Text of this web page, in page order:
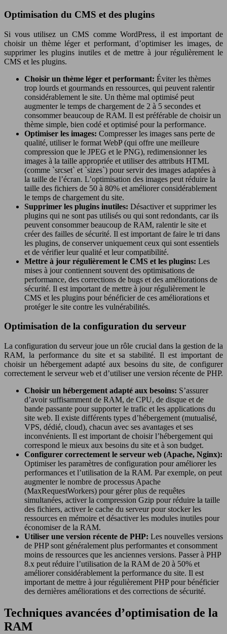
Optimisation du CMS et des plugins
Si vous utilisez un CMS comme WordPress, il est important de
choisir un thème léger et performant, d’optimiser les images, de
supprimer les plugins inutiles et de mettre à jour régulièrement le
CMS et les plugins.
Choisir un thème léger et performant: Éviter les thèmes
trop lourds et gourmands en ressources, qui peuvent ralentir
considérablement le site. Un thème mal optimisé peut
augmenter le temps de chargement de 2 à 5 secondes et
consommer beaucoup de RAM. Il est préférable de choisir un
thème simple, bien codé et optimisé pour la performance.
Optimiser les images: Compresser les images sans perte de
qualité, utiliser le format WebP (qui offre une meilleure
compression que le JPEG et le PNG), redimensionner les
images à la taille appropriée et utiliser des attributs HTML
(comme `srcset` et `sizes`) pour servir des images adaptées à
la taille de l’écran. L’optimisation des images peut réduire la
taille des fichiers de 50 à 80% et améliorer considérablement
le temps de chargement du site.
Supprimer les plugins inutiles: Désactiver et supprimer les
plugins qui ne sont pas utilisés ou qui sont redondants, car ils
peuvent consommer beaucoup de RAM, ralentir le site et
créer des failles de sécurité. Il est important de faire le tri dans
les plugins, de conserver uniquement ceux qui sont essentiels
et de vérifier leur qualité et leur compatibilité.
Mettre à jour régulièrement le CMS et les plugins: Les
mises à jour contiennent souvent des optimisations de
performance, des corrections de bugs et des améliorations de
sécurité. Il est important de mettre à jour régulièrement le
CMS et les plugins pour bénéficier de ces améliorations et
protéger le site contre les vulnérabilités.
Optimisation de la configuration du serveur
La configuration du serveur joue un rôle crucial dans la gestion de la
RAM, la performance du site et sa stabilité. Il est important de
choisir un hébergement adapté aux besoins du site, de configurer
correctement le serveur web et d’utiliser une version récente de PHP.
Choisir un hébergement adapté aux besoins: S’assurer
d’avoir suffisamment de RAM, de CPU, de disque et de
bande passante pour supporter le trafic et les applications du
site web. Il existe différents types d’hébergement (mutualisé,
VPS, dédié, cloud), chacun avec ses avantages et ses
inconvénients. Il est important de choisir l’hébergement qui
correspond le mieux aux besoins du site et à son budget.
Configurer correctement le serveur web (Apache, Nginx):
Optimiser les paramètres de configuration pour améliorer les
performances et l’utilisation de la RAM. Par exemple, on peut
augmenter le nombre de processus Apache
(MaxRequestWorkers) pour gérer plus de requêtes
simultanées, activer la compression Gzip pour réduire la taille
des fichiers, activer le cache du serveur pour stocker les
ressources en mémoire et désactiver les modules inutiles pour
économiser de la RAM.
Utiliser une version récente de PHP: Les nouvelles versions
de PHP sont généralement plus performantes et consomment
moins de ressources que les anciennes versions. Passer à PHP
8.x peut réduire l’utilisation de la RAM de 20 à 50% et
améliorer considérablement la performance du site. Il est
important de mettre à jour régulièrement PHP pour bénéficier
des dernières améliorations et des corrections de sécurité.
Techniques avancées d’optimisation de la
RAM